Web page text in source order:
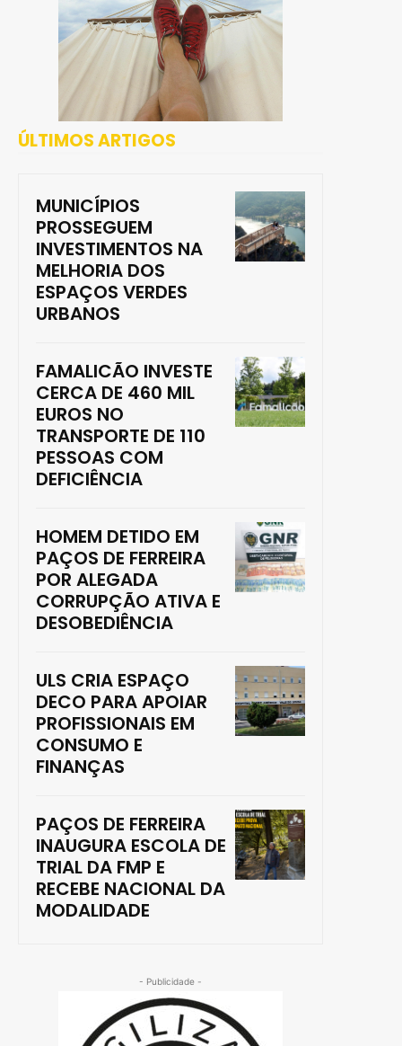
ÚLTIMOS ARTIGOS
MUNICÍPIOS
PROSSEGUEM
INVESTIMENTOS NA
MELHORIA DOS
ESPAÇOS VERDES
URBANOS
FAMALICÃO INVESTE
CERCA DE 460 MIL
EUROS NO
TRANSPORTE DE 110
PESSOAS COM
DEFICIÊNCIA
HOMEM DETIDO EM
PAÇOS DE FERREIRA
POR ALEGADA
CORRUPÇÃO ATIVA E
DESOBEDIÊNCIA
ULS CRIA ESPAÇO
DECO PARA APOIAR
PROFISSIONAIS EM
CONSUMO E
FINANÇAS
PAÇOS DE FERREIRA
INAUGURA ESCOLA DE
TRIAL DA FMP E
RECEBE NACIONAL DA
MODALIDADE
- Publicidade -